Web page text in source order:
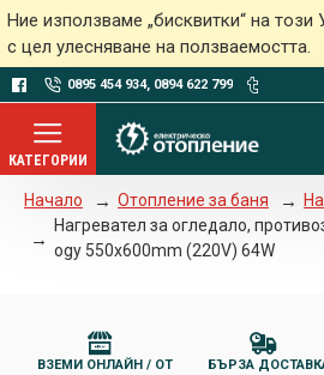
Ние използваме „бисквитки“ на
с цел улесняване на ползваемостта.
0895 454 934, 0894 622 799
Начало Отопление за баня
Нагревател за огледало,
ogy 550x600mm (220V) 64W
ВЗЕМИ ОНЛАЙН / ОТ
БЪРЗА